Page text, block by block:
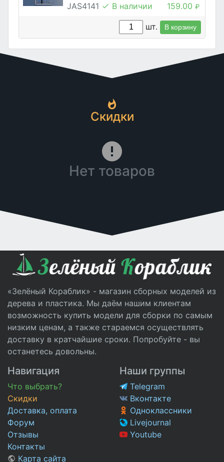
JAS4141
В наличии 159.00 ₽
шт. В корзину
Скидки
Нет товаров
«Зелёный Кораблик» - магазин сборных моделей из
дерева и пластика. Мы даём нашим клиентам
возможность купить модели для сборки по самым
низким ценам, а также стараемся осуществлять
доставку в кратчайшие сроки. Попробуйте - вы
останетесь довольны.
Навигация
Что выбрать?
Скидки
Доставка, оплата
Форум
Отзывы
Контакты
Карта сайта
Наши группы
Telegram
Вконтакте
Одноклассники
Livejournal
Youtube